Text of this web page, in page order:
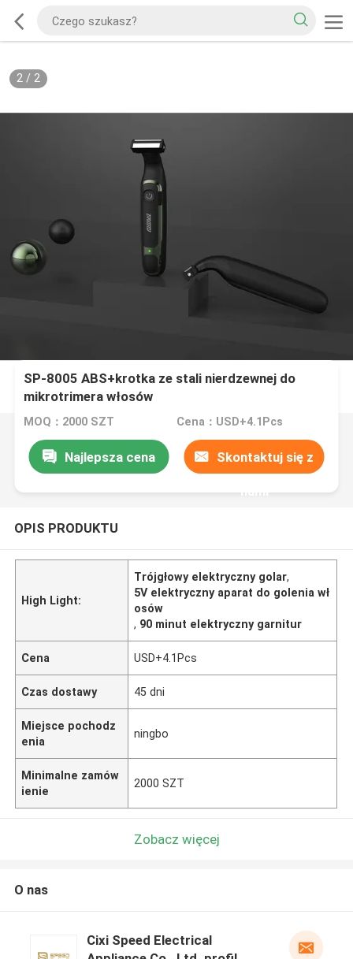
2/ 2
SP-8005 ABS+krotka ze stali nierdzewnej do
mikrotrimera włosów
MOQ：2000 SZT Cena：USD+4.1Pcs
Najlepsza cena Skontaktuj się z
nami
OPIS PRODUKTU
High Light:
Trójgłowy elektryczny golar,
5V elektryczny aparat do golenia wł
osów
, 90 minut elektryczny garnitur
Cena USD+4.1Pcs
Czas dostawy 45 dni
Miejsce pochodz
enia
ningbo
Minimalne zamów
ienie
2000 SZT
Zobacz więcej
O nas
Cixi Speed Electrical